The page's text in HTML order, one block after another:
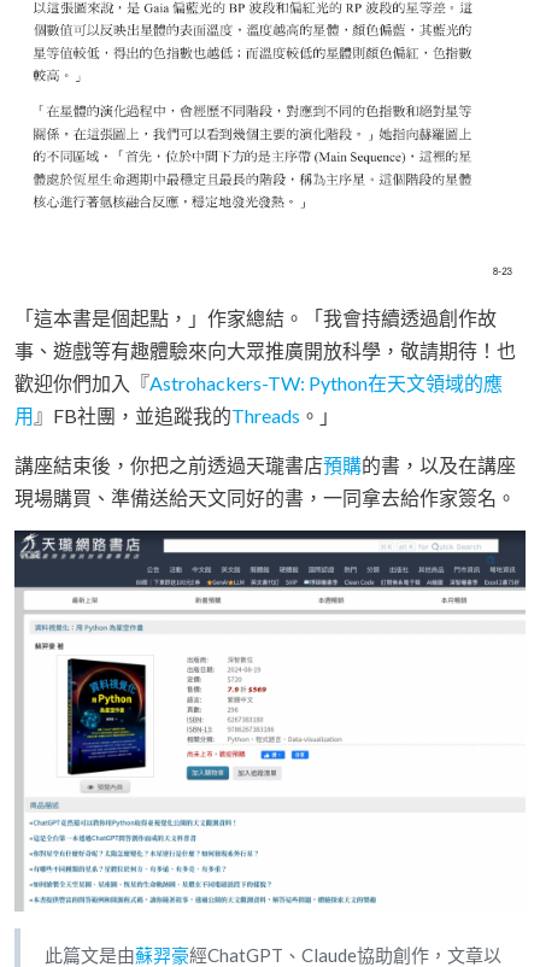
「這本書是個起點，」作家總結。「我會持續透過創作故
事、遊戲等有趣體驗來向大眾推廣開放科學，敬請期待！也
歡迎你們加入『Astrohackers-TW: Python在天文領域的應
用 』FB社團，並追蹤我的Threads 。」
講座結束後，你把之前透過天瓏書店預購的書，以及在講座
現場購買、準備送給天文同好的書，一同拿去給作家簽名。
此篇文是由蘇羿豪經ChatGPT、Claude協助創作，文章以